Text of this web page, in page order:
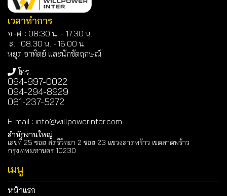
เวลาทำการ
จ.-ศ. : 08:30 น. - 17.30 น.
ส. : 08.30 น. -16.00 น.
หยุด อาทิตย์ และนักขัตฤกษณ์
โทร.
094-997-0022
094-294-8929
061-237-5272
E-mail : info@willpowerinter.com
สำนักงานใหญ่
เลขที่ 25 ซอย สตรีวิทยา 2 ซอย 23 แขวงลาดพร้าว เขตลาดพร้าว
กรุงเทพมหานคร 10230
เมนู
หน้าแรก